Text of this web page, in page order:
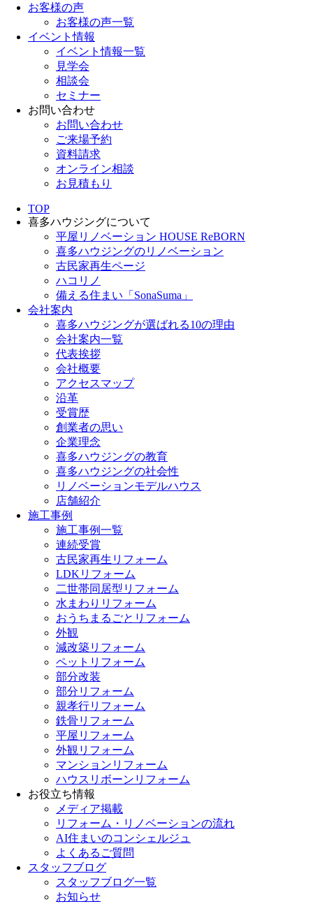
お客様の声
お客様の声一覧
イベント情報
イベント情報一覧
見学会
相談会
セミナー
お問い合わせ
お問い合わせ
ご来場予約
資料請求
オンライン相談
お見積もり
TOP
喜多ハウジングについて
平屋リノベーション HOUSE ReBORN
喜多ハウジングのリノベーション
古民家再生ページ
ハコリノ
備える住まい「SonaSuma」
会社案内
喜多ハウジングが選ばれる10の理由
会社案内一覧
代表挨拶
会社概要
アクセスマップ
沿革
受賞歴
創業者の思い
企業理念
喜多ハウジングの教育
喜多ハウジングの社会性
リノベーションモデルハウス
店舗紹介
施工事例
施工事例一覧
連続受賞
古民家再生リフォーム
LDKリフォーム
二世帯同居型リフォーム
水まわりリフォーム
おうちまるごとリフォーム
外観
減改築リフォーム
ペットリフォーム
部分改装
部分リフォーム
親孝行リフォーム
鉄骨リフォーム
平屋リフォーム
外観リフォーム
マンションリフォーム
ハウスリボーンリフォーム
お役立ち情報
メディア掲載
リフォーム・リノベーションの流れ
AI住まいのコンシェルジュ
よくあるご質問
スタッフブログ
スタッフブログ一覧
お知らせ